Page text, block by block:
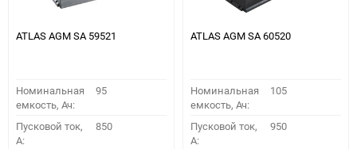
ATLAS AGM SA 59521
Номинальная
емкость, Ач:
95
Пусковой ток,
A:
850
ATLAS AGM SA 60520
Номинальная
емкость, Ач:
105
Пусковой ток,
A:
950